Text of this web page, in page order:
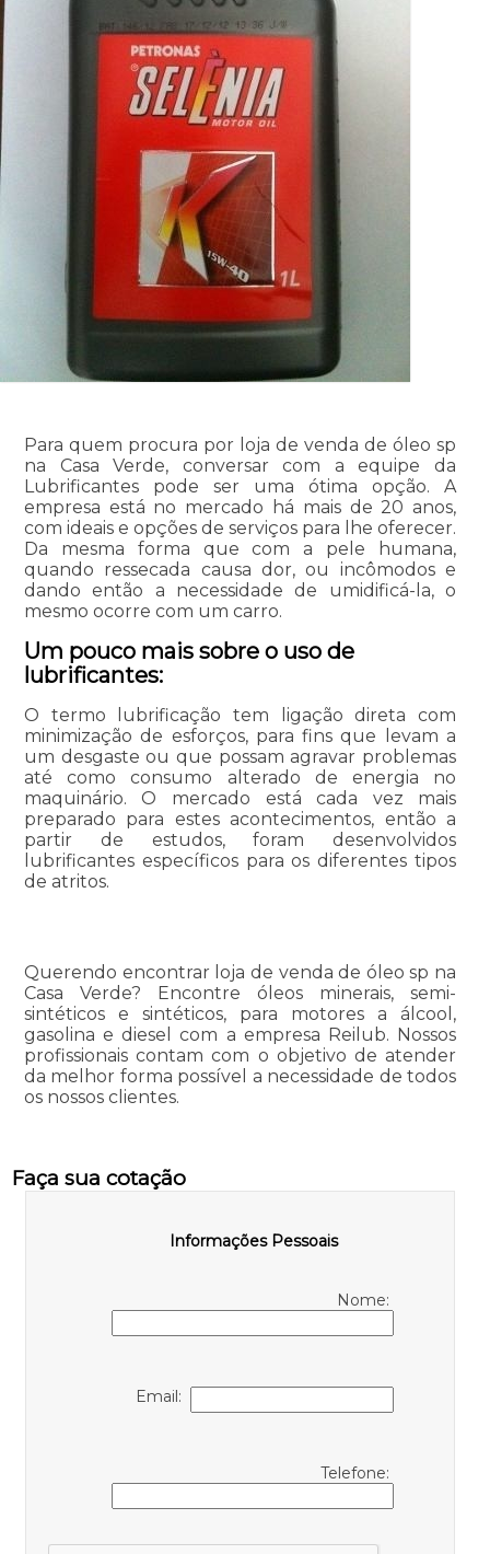
Para quem procura por loja de venda de óleo sp
na Casa Verde, conversar com a equipe da
Lubrificantes pode ser uma ótima opção. A
empresa está no mercado há mais de 20 anos,
com ideais e opções de serviços para lhe oferecer.
Da mesma forma que com a pele humana,
quando ressecada causa dor, ou incômodos e
dando então a necessidade de umidificá-la, o
mesmo ocorre com um carro.
Um pouco mais sobre o uso de
lubrificantes:
O termo lubrificação tem ligação direta com
minimização de esforços, para fins que levam a
um desgaste ou que possam agravar problemas
até como consumo alterado de energia no
maquinário. O mercado está cada vez mais
preparado para estes acontecimentos, então a
partir de estudos, foram desenvolvidos
lubrificantes específicos para os diferentes tipos
de atritos.
Querendo encontrar loja de venda de óleo sp na
Casa Verde? Encontre óleos minerais, semi-
sintéticos e sintéticos, para motores a álcool,
gasolina e diesel com a empresa Reilub. Nossos
profissionais contam com o objetivo de atender
da melhor forma possível a necessidade de todos
os nossos clientes.
Faça sua cotação
Informações Pessoais
Nome:
Email:
Telefone: